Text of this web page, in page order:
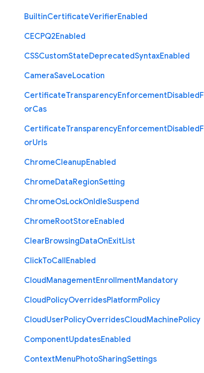
BuiltinCertificateVerifierEnabled
CECPQ2Enabled
CSSCustomStateDeprecatedSyntaxEnabled
CameraSaveLocation
CertificateTransparencyEnforcementDisabledF
orCas
CertificateTransparencyEnforcementDisabledF
orUrls
ChromeCleanupEnabled
ChromeDataRegionSetting
ChromeOsLockOnIdleSuspend
ChromeRootStoreEnabled
ClearBrowsingDataOnExitList
ClickToCallEnabled
CloudManagementEnrollmentMandatory
CloudPolicyOverridesPlatformPolicy
CloudUserPolicyOverridesCloudMachinePolicy
ComponentUpdatesEnabled
ContextMenuPhotoSharingSettings